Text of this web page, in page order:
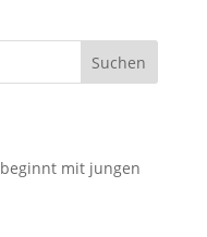
Suchen
mit jungen